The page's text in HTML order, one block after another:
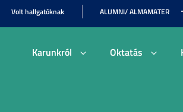
Volt hallgatóknak ALUMNI/ ALMAMATER
Karunkról Oktatás